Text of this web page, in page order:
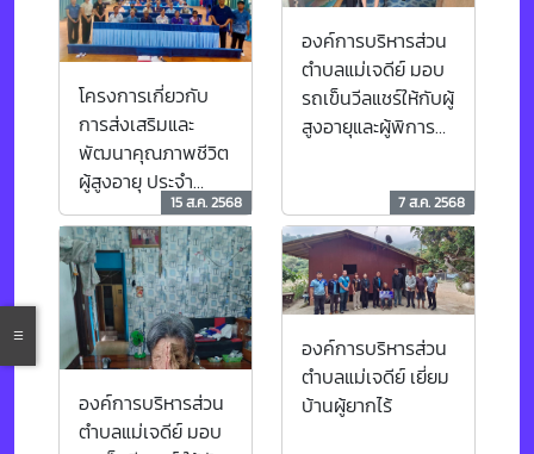
โครงการเกี่ยวกับ
การส่งเสริมและ
พัฒนาคุณภาพชีวิต
ผู้สูงอายุ ประจำ
ปีงบประมาณ พ.ศ.
2568
15 ส.ค. 2568
องค์การบริหารส่วน
ตำบลแม่เจดีย์ มอบ
รถเข็นวีลแชร์ให้กับผู้
สูงอายุและผู้พิการ
7 ส.ค. 2568
องค์การบริหารส่วน
ตำบลแม่เจดีย์ มอบ
องค์การบริหารส่วน
ตำบลแม่เจดีย์ เยี่ยม
บ้านผู้ยากไร้